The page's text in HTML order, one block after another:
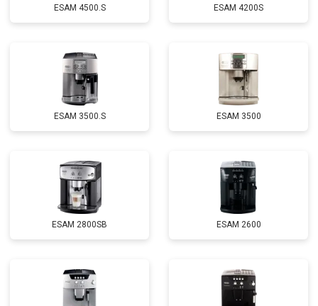
ESAM 4500.S ESAM 4200S
ESAM 3500.S ESAM 3500
ESAM 2800SB ESAM 2600